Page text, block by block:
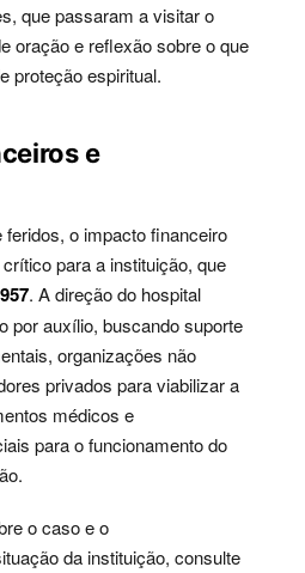
que passaram a visitar o
oração e reflexão sobre o que
proteção espiritual.
e
o impacto financeiro
para a instituição, que
. A direção do hospital
por auxílio, buscando suporte
organizações não
privados para viabilizar a
médicos e
para o funcionamento do
o caso e o
da instituição, consulte